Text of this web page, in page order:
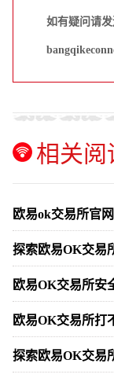
如有疑问请发
相关阅
欧易ok交易所官
探索欧易OK交易
欧易OK交易所安
欧易OK交易所打
探索欧易OK交易